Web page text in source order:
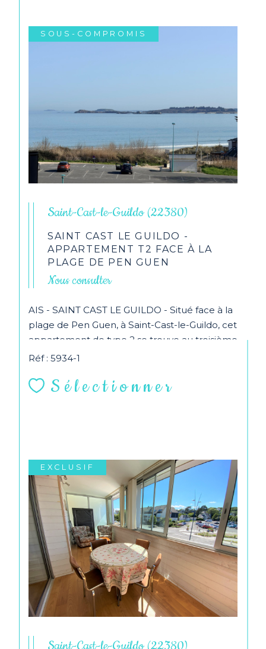
SOUS-COMPROMIS
Saint-Cast-le-Guildo (22380)
SAINT CAST LE GUILDO -
APPARTEMENT T2 FACE À LA
PLAGE DE PEN GUEN
Nous consulter
AIS - SAINT CAST LE GUILDO - Situé face à la
plage de Pen Guen, à Saint-Cast-le-Guildo, cet
appartement de type 2 se trouve au troisième
et... Les...
Réf : 5934-1
Sélectionner
EXCLUSIF